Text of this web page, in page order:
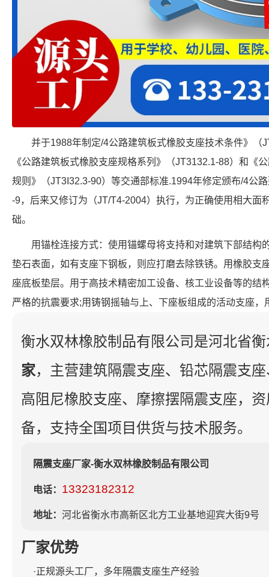
并于1988年制定/4公路建筑板式橡胶支座技术条件》（
《公路建筑板式橡胶支座规格系列》（JT3132.1-88）和《
规则》（JT3I32.3-90）等交通部标准.1994年修定颁布/4公
-9，后来又修订为（JT/T4-2004）执行，为正确使用相大面
础。
用锚栓连接方式：使用锚螺母将支持和对建筑下部结构
垫石表面，如有支座下钢板，则应打磨去除铁锈。用橡胶支
座底板垫层。用于高技术精密加工设备、核工业设备等的结
严格的抗震要求;用铸钢摇轴与上、下座板组成的活动支座，
衡水双林橡胶制品有限公司是河北省
家，主营建筑隔震支座、铅芯隔震支
高阻尼橡胶支座、摩擦摆隔震支座，
备，支持全国项目供货与技术服务。
隔震支座厂家-衡水双林橡胶制品有限公司
电话： 13323182312
地址： 河北省衡水市高新区北方工业基地迎宾大街9号
厂家优势
·正规源头工厂，多年隔震支座生产经验